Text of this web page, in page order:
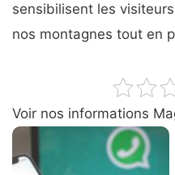
sensibilisent les
nos montagnes tout en
Voir nos informations